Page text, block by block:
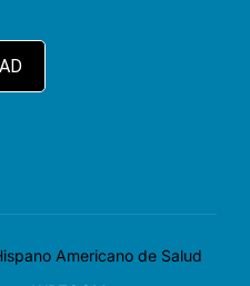
Americano de Salud